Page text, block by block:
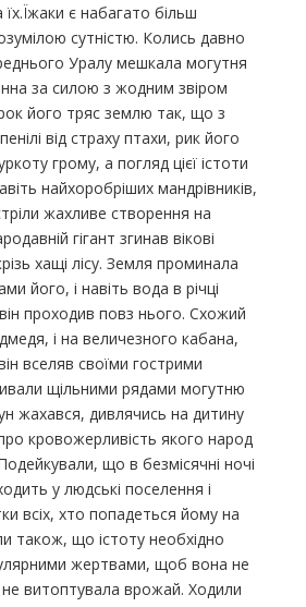
є набагато більш
сутністю. Колись давно
Уралу мешкала могутня
за силою з жодним звіром
його тряс землю так, що з
від страху птахи, рик його
грому, а погляд цієї істоти
найхоробріших мандрівників,
жахливе створення на
гігант згинав вікові
хащі лісу. Земля проминала
його, і навіть вода в річці
проходив повз нього. Схожий
і на величезного кабана,
вселяв своїми гострими
щільними рядами могутню
жахався, дивлячись на дитину
кровожерливість якого народ
що в безмісячні ночі
у людські поселення і
всіх, хто попадеться йому на
також, що істоту необхідно
жертвами, щоб вона не
витоптувала врожай. Ходили